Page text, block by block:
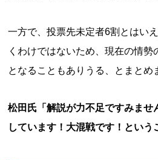
一方で、投票先未定者6割とはい
くわけではないため、現在の情勢
となることもありうる、とまとめ
松田氏「解説が力不足ですみませ
しています！大混戦です！という